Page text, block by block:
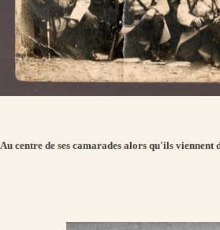
Au centre de ses camarades alors qu'ils